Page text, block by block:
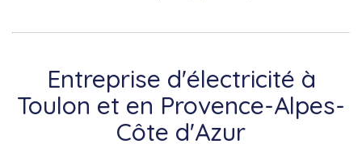
Entreprise d'électricité à
Toulon et en Provence-Alpes-
Côte d'Azur